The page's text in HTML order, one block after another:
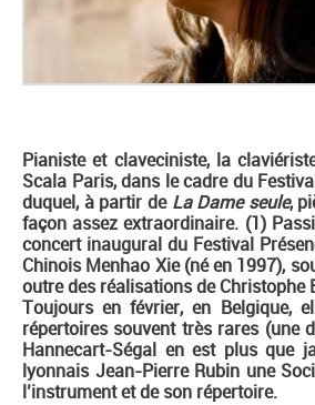
Pianiste et claveciniste, la
Scala Paris, dans le cadre du
duquel, à partir de La Dame seule,
façon assez extraordinaire. (1)
concert inaugural du Festival
Chinois Menhao Xie (né en 1997),
outre des réalisations de Christophe
Toujours en février, en Belgique,
répertoires souvent très rares (une
Hannecart-Ségal en est plus que
lyonnais Jean-Pierre Rubin une
l’instrument et de son répertoire.